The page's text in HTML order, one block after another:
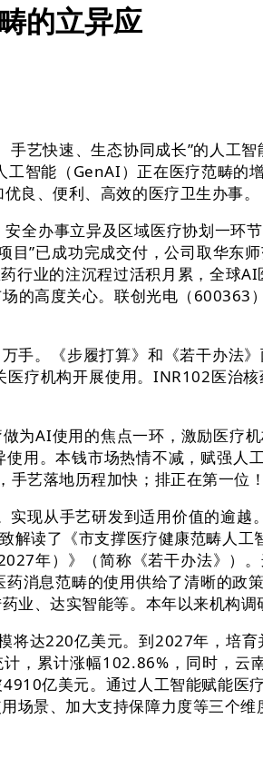
的立异应
快速、生态协同成长”的人工
智能（GenAI）正在医疗范畴
良、便利、高效的医疗卫生办事。
办事立异及区域医疗协划一环
”已成功完成交付，公司取华东
业的注沉程过活积月累，全球
的高度关心。联创光电（
。《步履打算》和《若干办法
疗机构开展使用。INR102医治
AI使用的焦点一环，激励医疗
用。本钱市场热情不减，赋强
艺落地历程加快；排正在第一位！
现从手艺研发到适用价值的逾越
解读了《市支撑医疗健康范畴人
年）》（简称《若干办法》）
消息范畴的使用供给了清晰的
业、达实智能等。本年以来机构
达220亿美元。到2027年，培育
，累计涨幅102.86%，同时，
亿美元。通过人工智能赋能
场景、加大支持保障力度等三个维